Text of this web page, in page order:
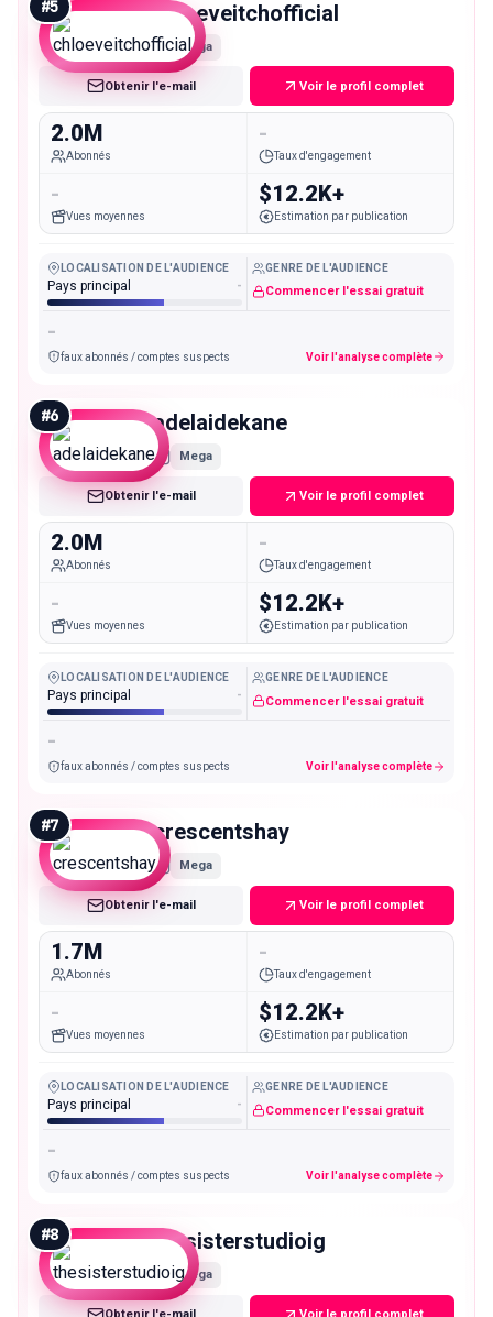
#5 chloeveitchofficial
Mega
Obtenir l'e-mail Voir le profil complet
2.0M
Abonnés
-
Taux d'engagement
-
Vues moyennes
$12.2K+
Estimation par publication
LOCALISATION DE L'AUDIENCE
Pays principal -
GENRE DE L'AUDIENCE
Commencer l'essai gratuit
-
faux abonnés / comptes suspects Voir l'analyse complète
#6 adelaidekane
Mega
Obtenir l'e-mail Voir le profil complet
2.0M
Abonnés
-
Taux d'engagement
-
Vues moyennes
$12.2K+
Estimation par publication
LOCALISATION DE L'AUDIENCE
Pays principal -
GENRE DE L'AUDIENCE
Commencer l'essai gratuit
-
faux abonnés / comptes suspects Voir l'analyse complète
#7 crescentshay
Mega
Obtenir l'e-mail Voir le profil complet
1.7M
Abonnés
-
Taux d'engagement
-
Vues moyennes
$12.2K+
Estimation par publication
LOCALISATION DE L'AUDIENCE
Pays principal -
GENRE DE L'AUDIENCE
Commencer l'essai gratuit
-
faux abonnés / comptes suspects Voir l'analyse complète
#8 thesisterstudioig
Mega